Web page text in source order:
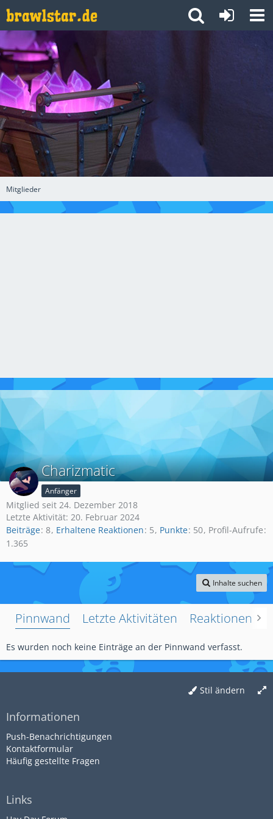
Mitglieder
Charizmatic
Anfänger
Mitglied seit 24. Dezember 2018
Letzte Aktivität: 20. Februar 2024
Beiträge 8 Erhaltene Reaktionen 5 Punkte 50 Profil-Aufrufe
1.365
Inhalte suchen
Pinnwand Letzte Aktivitäten Reaktionen
Es wurden noch keine Einträge an der Pinnwand verfasst.
Stil ändern
Informationen
Push-Benachrichtigungen
Kontaktformular
Häufig gestellte Fragen
Links